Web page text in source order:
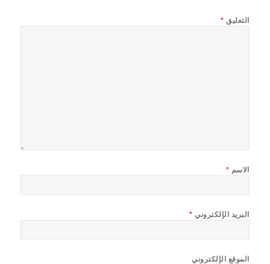
التعليق *
الاسم *
البريد الإلكتروني *
الموقع الإلكتروني